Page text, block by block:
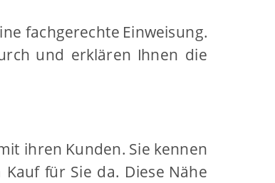
fachgerechte Einweisung.
und erklären Ihnen die
ihren Kunden. Sie kennen
Kauf für Sie da. Diese Nähe